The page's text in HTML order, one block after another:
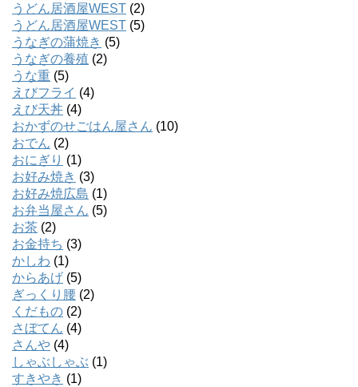
うどん居酒屋WEST (2)
うどん居酒屋WEST (5)
うなぎの蒲焼き (5)
うなぎの養殖 (2)
うな重 (5)
えびフライ (4)
えび天丼 (4)
おかずのせごはん屋さん (10)
おでん (2)
おにぎり (1)
お好み焼き (3)
お好み焼広島 (1)
お弁当屋さん (5)
お茶 (2)
お金持ち (3)
かしわ (1)
からあげ (5)
ぎっくり腰 (2)
くだもの (2)
さぼてん (4)
さんや (4)
しゃぶしゃぶ (1)
すきやき (1)